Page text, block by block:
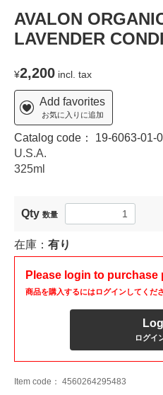
AVALON
LAVENDER
¥2,200 incl. tax
Add favorites
お気に入りに追加
Catalog code： 19-6063-01-
U.S.A.
325ml
Qty 数量
在庫： 有り
Please login to purchase
商品を購入するにはログインしてくださ
ログイ
Item code： 4560264295483